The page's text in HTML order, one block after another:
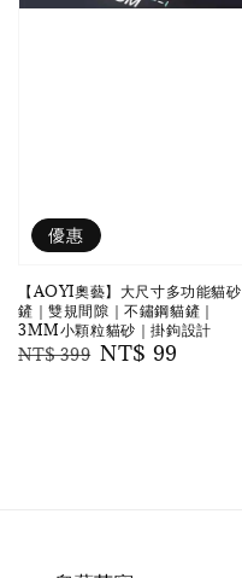
優惠
【AOYI奧藝】大尺寸多功能貓砂
鏟｜雙規間隙｜不鏽鋼貓鏟｜
3MM小顆粒貓砂｜掛鉤設計
Regular
NT$ 399 Sale
NT$ 99